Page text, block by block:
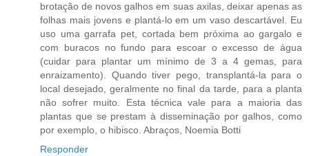
brotação de novos galhos em suas axilas, deixar apenas as
folhas mais jovens e plantá-lo em um vaso descartável. Eu
uso uma garrafa pet, cortada bem próxima ao gargalo e
com buracos no fundo para escoar o excesso de água
(cuidar para plantar um mínimo de 3 a 4 gemas, para
enraizamento). Quando tiver pego, transplantá-la para o
local desejado, geralmente no final da tarde, para a planta
não sofrer muito. Esta técnica vale para a maioria das
plantas que se prestam à disseminação por galhos, como
por exemplo, o hibisco. Abraços, Noemia Botti
Responder